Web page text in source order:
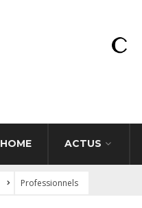
HOME ACTUS
Professionnels